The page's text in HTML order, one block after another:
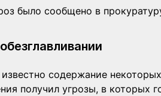
было сообщено в
содержание
получил угрозы, в которых